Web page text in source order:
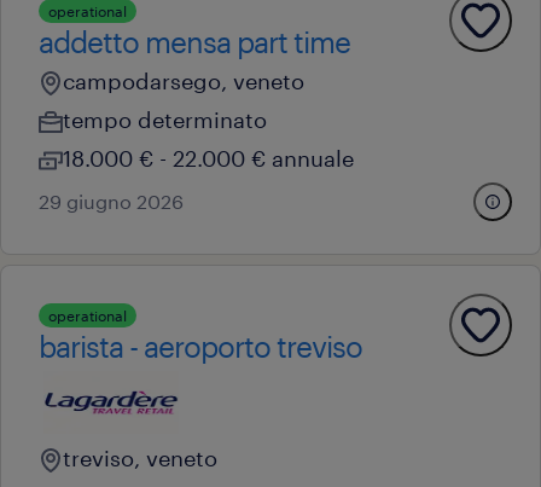
operational
addetto mensa part time
campodarsego, veneto
tempo determinato
18.000 € - 22.000 € annuale
29 giugno 2026
operational
barista - aeroporto treviso
treviso, veneto